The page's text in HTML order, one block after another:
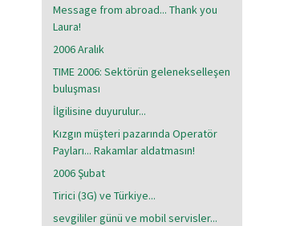
Message from abroad... Thank you
Laura!
2006 Aralık
TIME 2006: Sektörün gelenekselleşen
buluşması
İlgilisine duyurulur...
Kızgın müşteri pazarında Operatör
Payları... Rakamlar aldatmasın!
2006 Şubat
Tirici (3G) ve Türkiye...
sevgililer günü ve mobil servisler...